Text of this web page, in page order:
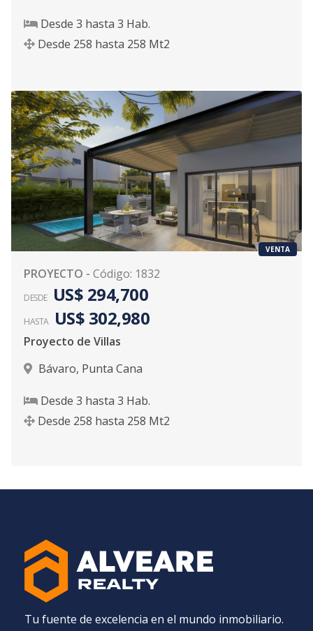
Desde 3 hasta 3 Hab.
Desde 258 hasta 258 Mt2
VENTA
PROYECTO - Código: 1832
DESDE US$ 294,700
HASTA US$ 302,980
Proyecto de Villas
Bávaro, Punta Cana
Desde 3 hasta 3 Hab.
Desde 258 hasta 258 Mt2
Tu fuente de excelencia en el mundo inmobiliario.